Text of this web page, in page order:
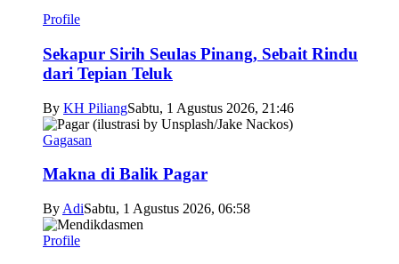
Profile
Sekapur Sirih Seulas Pinang, Sebait Rindu
dari Tepian Teluk
By KH PiliangSabtu, 1 Agustus 2026, 21:46
Gagasan
Makna di Balik Pagar
By AdiSabtu, 1 Agustus 2026, 06:58
Profile